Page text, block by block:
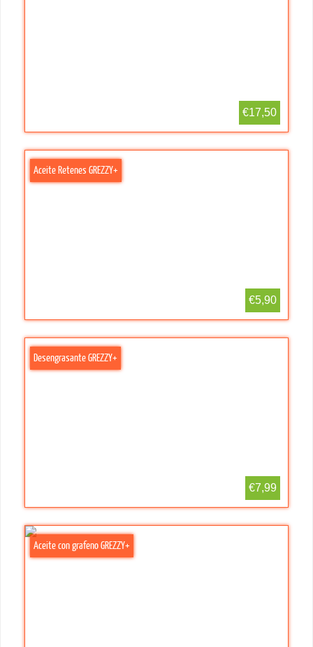
€17,50
Aceite Retenes GREZZY+
€5,90
Desengrasante GREZZY+
€7,99
Aceite con grafeno GREZZY+